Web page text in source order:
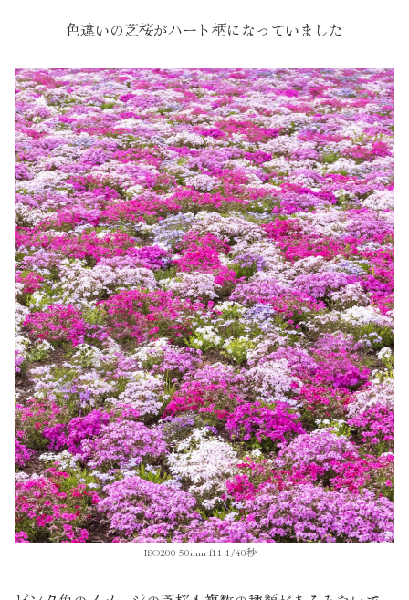
色違いの芝桜がハート柄になっていました
ISO200 50mm f11 1/40秒